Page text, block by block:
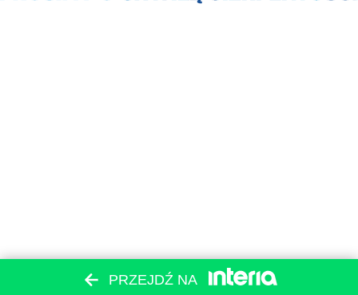
PRZEJDŹ NA